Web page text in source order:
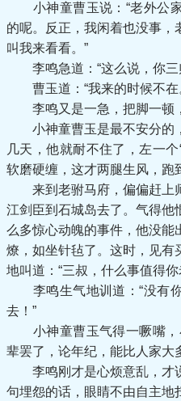
小神童曹玉说：“老外公家
的呢。反正，我闲着也没事
叫我来看看。”
李鸣急道：“这么说，你三
曹玉道：“我来的时候不在
李鸣又是一急，把脚一顿，
小神童曹玉是最不安分的
几天，他就耐不住了，左一个
软磨硬缠，这才两腿生风，跑
来到老驸马府，偏偏赶上
江剑臣到石城岛去了。气得他
么多惊心动魄的事件，他没能
燎，如坐针毡了。这时，见有
地叫道：“三叔，什么事值得
李鸣生气地训道：“没有你
去！”
小神童曹玉气得一噘嘴，
辈罢了，论年纪，能比人家大
李鸣刚才是心烦意乱，才
句埋怨的话，眼睛不由自主地